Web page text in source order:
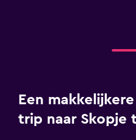
Een
trip naar Skopje